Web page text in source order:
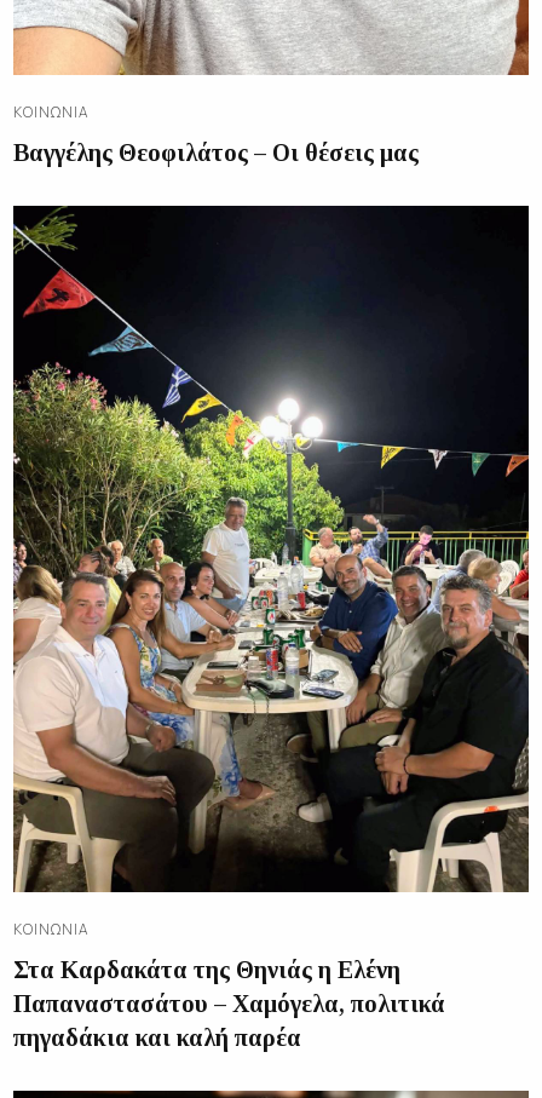
ΚΟΙΝΩΝΊΑ
Βαγγέλης Θεοφιλάτος – Οι θέσεις μας
ΚΟΙΝΩΝΊΑ
Στα Καρδακάτα της Θηνιάς η Ελένη
Παπαναστασάτου – Χαμόγελα, πολιτικά
πηγαδάκια και καλή παρέα